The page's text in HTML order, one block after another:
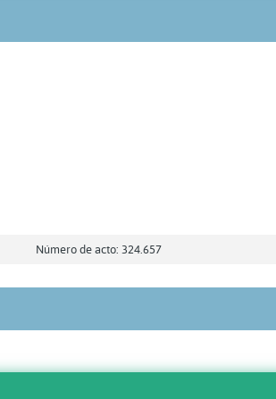
Número de acto: 324.657